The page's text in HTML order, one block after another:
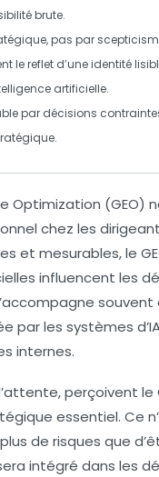
brute.
, pas par
le reflet d’uneidentité
artificielle.
par décisions
Optimization (GEO)
chez les
et mesurables, le
influencent les
souvent
par les systèmes
internes.
perçoivent le
essentiel. Ce
de risques que
intégré dans les